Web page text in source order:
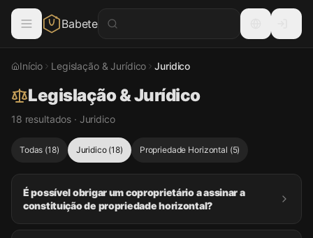
Babete
Início Legislação & Jurídico Juridico
Legislação & Jurídico
18 resultados · Juridico
Todas (18) Juridico(18) Propriedade Horizontal (5)
É possível obrigar um coproprietário a assinar a
constituição de propriedade horizontal?